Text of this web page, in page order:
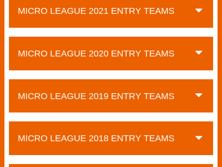
MICRO LEAGUE 2021 ENTRY TEAMS
MICRO LEAGUE 2020 ENTRY TEAMS
MICRO LEAGUE 2019 ENTRY TEAMS
MICRO LEAGUE 2018 ENTRY TEAMS